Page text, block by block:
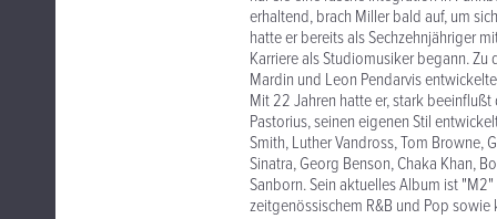
erhaltend, brach Miller bald auf, um
hatte er bereits als Sechzehnjähriger
Karriere als Studiomusiker begann.
Mardin und Leon Pendarvis
Mit 22 Jahren hatte er, stark
Pastorius, seinen eigenen Stil
Smith, Luther Vandross, Tom Browne,
Sinatra, Georg Benson, Chaka Khan,
Sanborn. Sein aktuelles Album ist
zeitgenössischem R&B und Pop